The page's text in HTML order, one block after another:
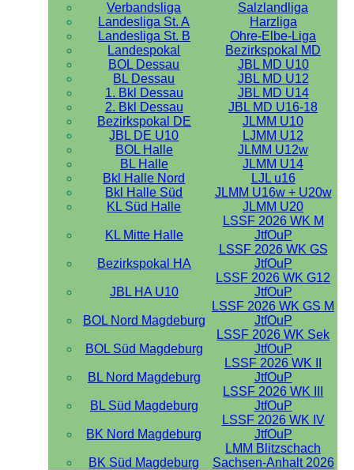
Verbandsliga
Salzlandliga
Landesliga St. A
Harzliga
Landesliga St. B
Ohre-Elbe-Liga
Landespokal
Bezirkspokal MD
BOL Dessau
JBL MD U10
BL Dessau
JBL MD U12
1. Bkl Dessau
JBL MD U14
2. Bkl Dessau
JBL MD U16-18
Bezirkspokal DE
JLMM U10
JBL DE U10
LJMM U12
BOL Halle
JLMM U12w
BL Halle
JLMM U14
Bkl Halle Nord
LJL u16
Bkl Halle Süd
JLMM U16w + U20w
KL Süd Halle
JLMM U20
KL Mitte Halle
LSSF 2026 WK M
JtfOuP
Bezirkspokal HA
LSSF 2026 WK GS
JtfOuP
JBL HA U10
LSSF 2026 WK G12
JtfOuP
BOL Nord Magdeburg
LSSF 2026 WK GS M
JtfOuP
BOL Süd Magdeburg
LSSF 2026 WK Sek
JtfOuP
BL Nord Magdeburg
LSSF 2026 WK II
JtfOuP
BL Süd Magdeburg
LSSF 2026 WK III
JtfOuP
BK Nord Magdeburg
LSSF 2026 WK IV
JtfOuP
BK Süd Magdeburg
LMM Blitzschach
Sachsen-Anhalt 2026